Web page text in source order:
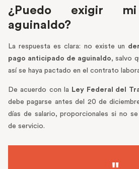
¿Puedo exigir
aguinaldo?
La respuesta es clara: no existe un
pago anticipado de aguinaldo, salvo
así se haya pactado en el contrato
De acuerdo con la Ley Federal del
debe pagarse antes del 20 de
días de salario, proporcionales si no
de servicio.